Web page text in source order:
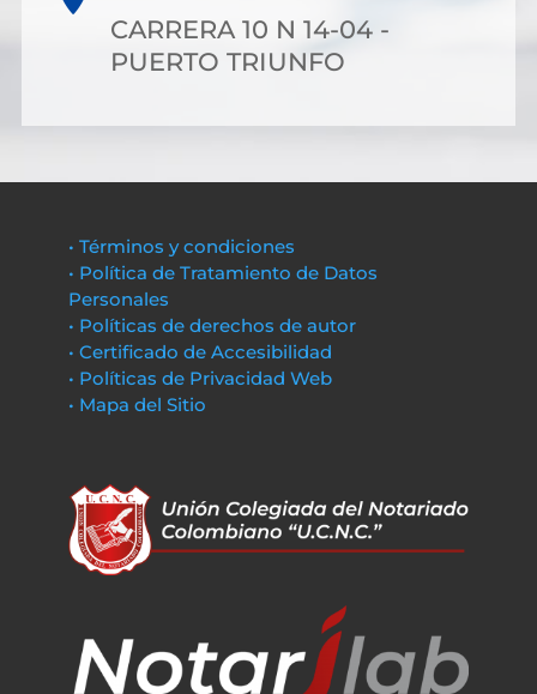
CARRERA 10 N 14-04 -
PUERTO TRIUNFO
• Términos y condiciones
• Política de Tratamiento de Datos
Personales
• Políticas de derechos de autor
• Certificado de Accesibilidad
• Políticas de Privacidad Web
• Mapa del Sitio